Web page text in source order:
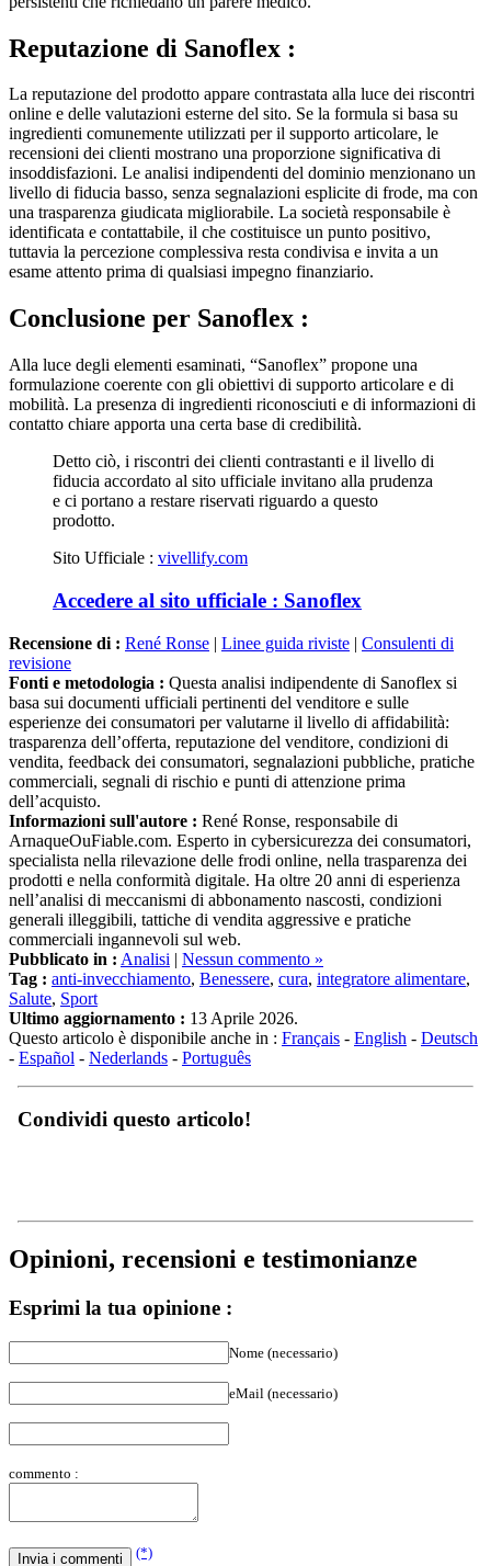
online e delle valutazioni esterne del sito. Se la formula si basa su
ingredienti comunemente utilizzati per il supporto articolare, le
recensioni dei clienti mostrano una proporzione significativa di
insoddisfazioni. Le analisi indipendenti del dominio menzionano un
livello di fiducia basso, senza segnalazioni esplicite di frode, ma con
una trasparenza giudicata migliorabile. La società responsabile è
identificata e contattabile, il che costituisce un punto positivo,
tuttavia la percezione complessiva resta condivisa e invita a un
esame attento prima di qualsiasi impegno finanziario.
formulazione coerente con gli obiettivi di supporto articolare e di
mobilità. La presenza di ingredienti riconosciuti e di informazioni di
contatto chiare apporta una certa base di credibilità.
fiducia accordato al sito ufficiale invitano alla prudenza
e ci portano a restare riservati riguardo a questo
prodotto.
revisione
Fonti e metodologia :
basa sui documenti ufficiali pertinenti del venditore e sulle
esperienze dei consumatori per valutarne il livello di affidabilità:
trasparenza dell’offerta, reputazione del venditore, condizioni di
vendita, feedback dei consumatori, segnalazioni pubbliche, pratiche
commerciali, segnali di rischio e punti di attenzione prima
dell’acquisto.
Informazioni sull'autore :
ArnaqueOuFiable.com. Esperto in cybersicurezza dei consumatori,
specialista nella rilevazione delle frodi online, nella trasparenza dei
prodotti e nella conformità digitale. Ha oltre 20 anni di esperienza
nell’analisi di meccanismi di abbonamento nascosti, condizioni
generali illeggibili, tattiche di vendita aggressive e pratiche
commerciali ingannevoli sul web.
Pubblicato in :Analisi| Nessun commento »
Tag : anti-invecchiamento,Benessere,cura,integratore alimentare
Salute ,Sport
Ultimo aggiornamento :
Questo articolo è disponibile anche in :Français
-Español-Nederlands-Português